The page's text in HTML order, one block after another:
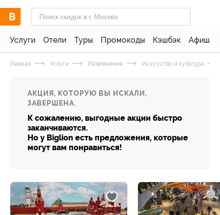
Услуги Отели Туры Промокоды Кэшбэк Афиша
Главная Услуги Развлечения Искусство и культура
АКЦИЯ, КОТОРУЮ ВЫ ИСКАЛИ,
ЗАВЕРШЕНА.
К сожалению, выгодные акции быстро
заканчиваются.
Но у Biglion есть предложения, которые
могут вам понравиться!